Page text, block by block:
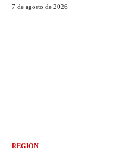
7 de agosto de 2026
REGIÓN